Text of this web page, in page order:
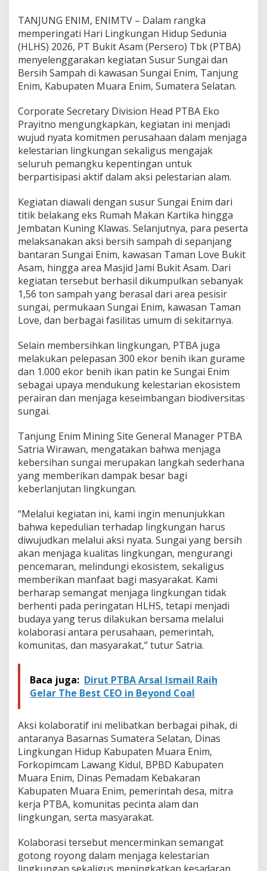
u
t
1
,
5
6
T
o
S
a
m
p
a
h
d
S
u
n
g
a
i
E
n
i
m
TANJUNG ENIM, ENIMTV – Dalam rangka
memperingati Hari Lingkungan Hidup Sedunia
(HLHS) 2026, PT Bukit Asam (Persero) Tbk (PTBA)
menyelenggarakan kegiatan Susur Sungai dan
Bersih Sampah di kawasan Sungai Enim, Tanjung
Enim, Kabupaten Muara Enim, Sumatera Selatan.
Corporate Secretary Division Head PTBA Eko
Prayitno mengungkapkan, kegiatan ini menjadi
wujud nyata komitmen perusahaan dalam menjaga
kelestarian lingkungan sekaligus mengajak
seluruh pemangku kepentingan untuk
berpartisipasi aktif dalam aksi pelestarian alam.
Kegiatan diawali dengan susur Sungai Enim dari
titik belakang eks Rumah Makan Kartika hingga
Jembatan Kuning Klawas. Selanjutnya, para peserta
melaksanakan aksi bersih sampah di sepanjang
bantaran Sungai Enim, kawasan Taman Love Bukit
Asam, hingga area Masjid Jami Bukit Asam. Dari
kegiatan tersebut berhasil dikumpulkan sebanyak
1,56 ton sampah yang berasal dari area pesisir
sungai, permukaan Sungai Enim, kawasan Taman
Love, dan berbagai fasilitas umum di sekitarnya.
Selain membersihkan lingkungan, PTBA juga
melakukan pelepasan 300 ekor benih ikan gurame
dan 1.000 ekor benih ikan patin ke Sungai Enim
sebagai upaya mendukung kelestarian ekosistem
perairan dan menjaga keseimbangan biodiversitas
sungai.
Tanjung Enim Mining Site General Manager PTBA
Satria Wirawan, mengatakan bahwa menjaga
kebersihan sungai merupakan langkah sederhana
yang memberikan dampak besar bagi
keberlanjutan lingkungan.
“Melalui kegiatan ini, kami ingin menunjukkan
bahwa kepedulian terhadap lingkungan harus
diwujudkan melalui aksi nyata. Sungai yang bersih
akan menjaga kualitas lingkungan, mengurangi
pencemaran, melindungi ekosistem, sekaligus
memberikan manfaat bagi masyarakat. Kami
berharap semangat menjaga lingkungan tidak
berhenti pada peringatan HLHS, tetapi menjadi
budaya yang terus dilakukan bersama melalui
kolaborasi antara perusahaan, pemerintah,
komunitas, dan masyarakat,” tutur Satria.
Baca juga: Dirut PTBA Arsal Ismail Raih
Gelar The Best CEO in Beyond Coal
Aksi kolaboratif ini melibatkan berbagai pihak, di
antaranya Basarnas Sumatera Selatan, Dinas
Lingkungan Hidup Kabupaten Muara Enim,
Forkopimcam Lawang Kidul, BPBD Kabupaten
Muara Enim, Dinas Pemadam Kebakaran
Kabupaten Muara Enim, pemerintah desa, mitra
kerja PTBA, komunitas pecinta alam dan
lingkungan, serta masyarakat.
Kolaborasi tersebut mencerminkan semangat
gotong royong dalam menjaga kelestarian